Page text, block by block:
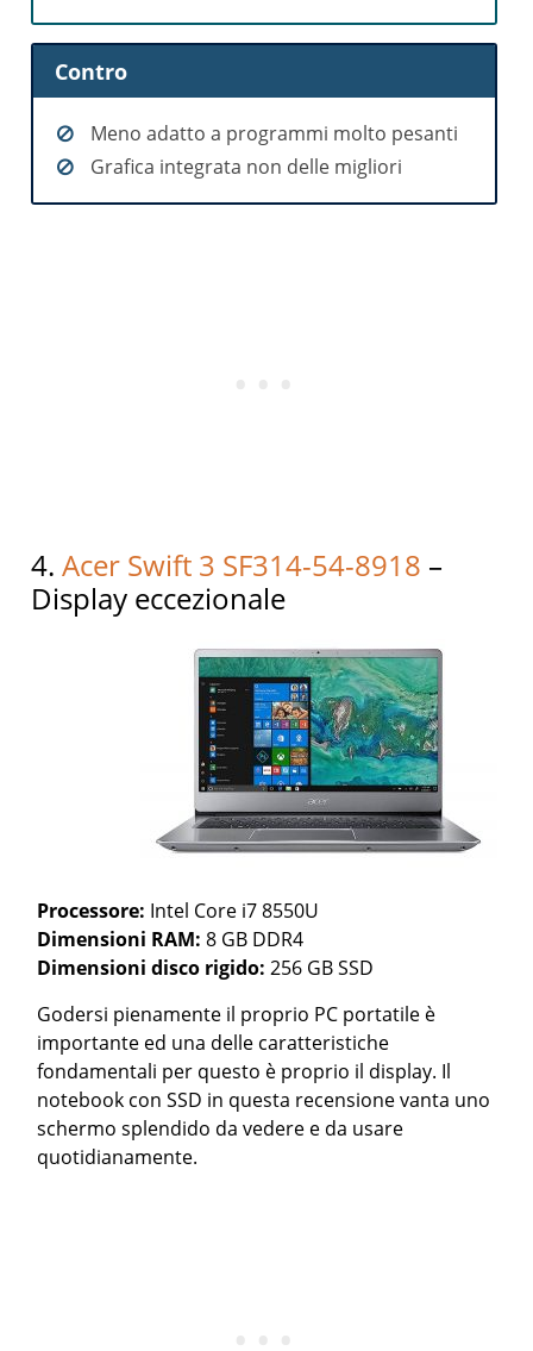
Contro
Meno adatto a programmi molto pesanti
Grafica integrata non delle migliori
4.Acer Swift 3 SF314-54-8918 –
Display eccezionale
Processore: Intel Core i7 8550U
Dimensioni RAM:8 GB DDR4
Dimensioni disco rigido:256 GB SSD
Godersi pienamente il proprio PC portatile è
importante ed una delle caratteristiche
fondamentali per questo è proprio il display. Il
notebook con SSD in questa recensione vanta uno
schermo splendido da vedere e da usare
quotidianamente.